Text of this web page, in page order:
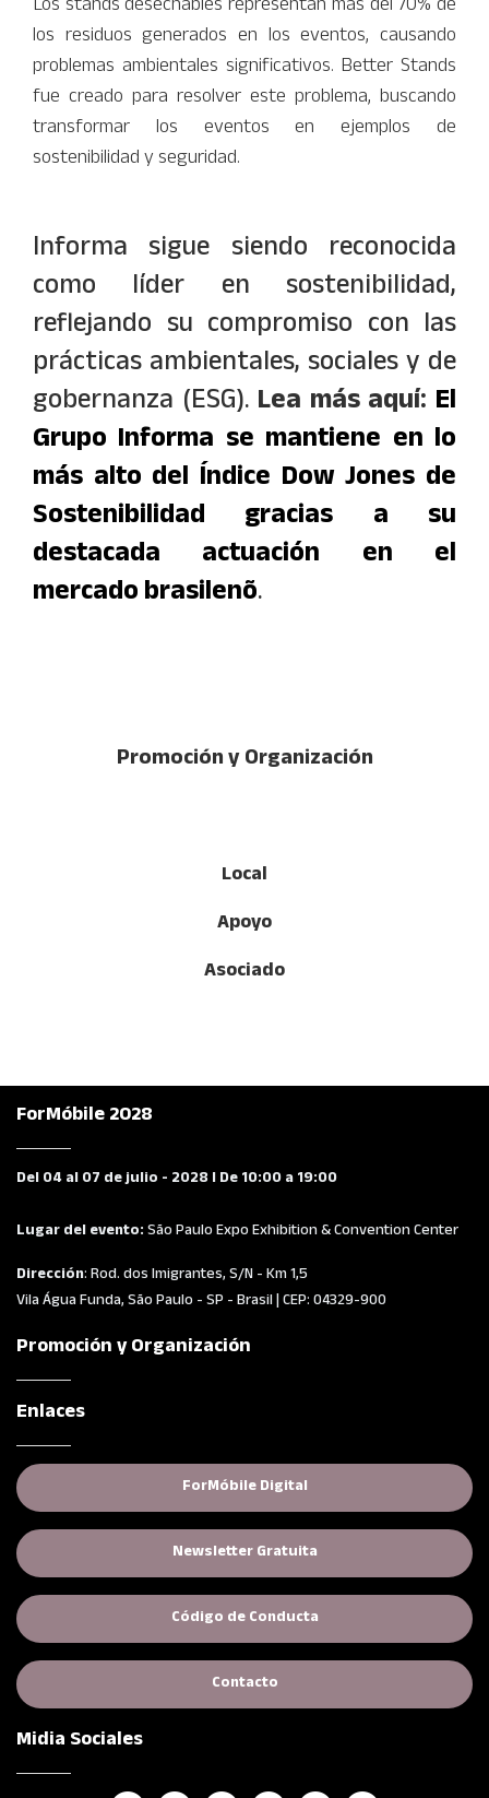
los residuos generados en los eventos, causando
problemas ambientales significativos. Better Stands
fue creado para resolver este problema, buscando
transformar los eventos en ejemplos de
sostenibilidad y seguridad.
Informa sigue siendo reconocida
como líder en sostenibilidad,
reflejando su compromiso con las
prácticas ambientales, sociales y de
gobernanza (ESG). Lea más aquí: El
Grupo Informa se mantiene en lo
más alto del Índice Dow Jones de
Sostenibilidad gracias a su
destacada actuación en el
mercado brasilenõ.
Promoción y Organización
Local
Apoyo
Asociado
ForMóbile 2028
Del 04 al 07 de julio - 2028 I De 10:00 a 19:00
Lugar del evento:São Paulo Expo Exhibition & Convention Center
Dirección: Rod. dos Imigrantes, S/N - Km 1,5
Vila Água Funda, São Paulo - SP - Brasil | CEP: 04329-900
Promoción y Organización
Enlaces
ForMóbile Digital(opens in new tab)
Newsletter Gratuita
Código de Conducta(opens in new tab)
Contacto
Midia Sociales